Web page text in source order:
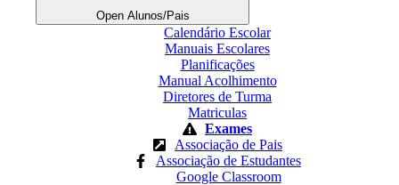
Open Alunos/Pais
Calendário Escolar
Manuais Escolares
Planificações
Manual Acolhimento
Diretores de Turma
Matriculas
Exames
Associação de Pais
Associação de Estudantes
Google Classroom